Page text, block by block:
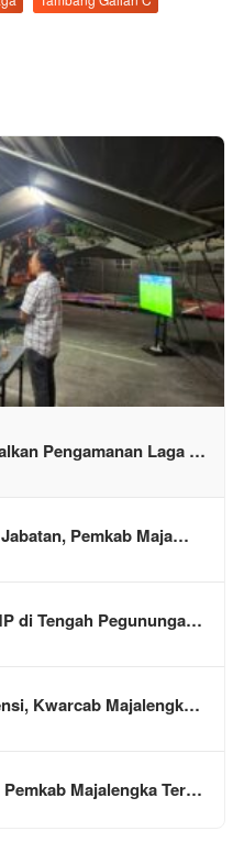
Pengamanan Laga …
Pemkab Maja…
di Tengah Pegununga…
Kwarcab Majalengk…
Pemkab Majalengka Ter…